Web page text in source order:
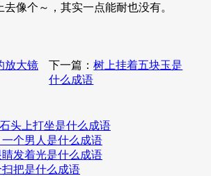
去像个～，其实一点能耐也没有。
放大镜
下一篇：树上挂着五块玉是
什么成语
头上打坐是什么成语
个男人是什么成语
发着光是什么成语
把是什么成语